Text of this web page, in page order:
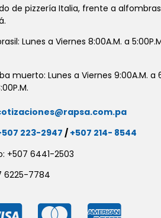
de pizzería Italia, frente a
Lunes a Viernes 8:00A.M. a
muerto: Lunes a Viernes 9:00A.M. a
223-2947 / +507 214- 8544
+507 6441-2503
6225-7784